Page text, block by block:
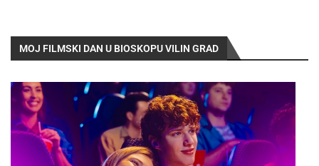
MOJ FILMSKI DAN U BIOSKOPU VILIN GRAD